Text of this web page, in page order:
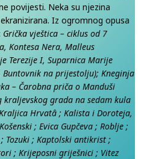
povijesti. Neka su njezina
Iz ogromnog opusa
Grička vještica – ciklus od 7
Kontesa Nera, Malleus
Terezije I, Suparnica Marije
na prijestolju); Kneginja
– Čarobna priča o Manduši
grada na sedam kula
Hrvatâ ; Kalista i Doroteja,
; Evica Gupčeva ; Roblje ;
Tozuki ; Kaptolski antikrist ;
; Krijeposni griješnici ; Vitez